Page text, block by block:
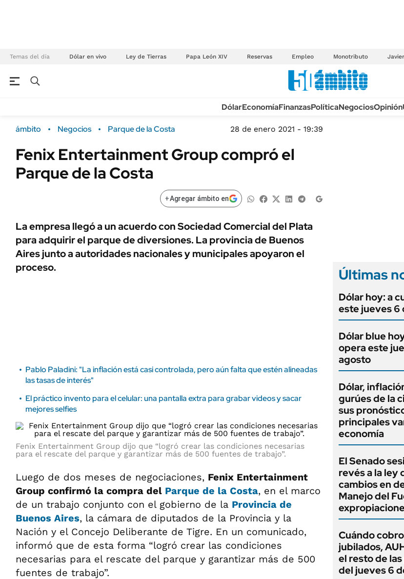
Temas del día Dólar en vivo Ley de Tierras Papa León XIV Reservas Empleo Monotributo
Campo
FINANZAS
ÁMBITO DEBATE
MEDIAKIT AMBITO DEBATE
Sustentabilidad
POLÍTICA
URUGUAY
TECNOLOGÍA
MÉXICO
MUNDO
LIFESTYLE
AUTOS
DólarEconomíaFinanzasPolíticaNegociosOpinión
ámbito Negocios Parque de la Costa 28 de enero 2021 - 19:39
Fenix Entertainment Group compró el
Parque de la Costa
+Agregar ámbito en
La empresa llegó a un acuerdo con Sociedad Comercial del Plata
para adquirir el parque de diversiones. La provincia de Buenos
Aires junto a autoridades nacionales y municipales apoyaron el
proceso.
Pablo Paladini: "La inflación está casi controlada, pero aún falta que estén alineadas
las tasas de interés"
El práctico invento para el celular: una pantalla extra para grabar videos y sacar
mejores selfies
Fenix Entertainment Group dijo que “logró crear las condiciones necesarias
para el rescate del parque y garantizar más de 500 fuentes de trabajo”.
Luego de dos meses de negociaciones, Fenix Entertainment
Group confirmó la compra del Parque de la Costa, en el marco
de un trabajo conjunto con el gobierno de la Provincia de
Buenos Aires, la cámara de diputados de la Provincia y la
Nación y el Concejo Deliberante de Tigre. En un comunicado,
informó que de esta forma “logró crear las condiciones
necesarias para el rescate del parque y garantizar más de 500
fuentes de trabajo”.
Últimas
Dólar hoy: a
este jueves 6
Dólar blue
opera este
agosto
Dólar,
gurúes de la
sus
principales
economía
El Senado
revés a la ley
cambios en
Manejo del
Cuándo
jubilados,
el resto de
del jueves 6